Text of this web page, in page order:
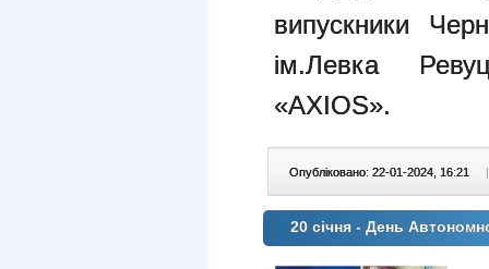
випускники
ім.Левка
«AXIOS».
Опубліковано: 22-01-2024, 16:21 |
20 січня - День